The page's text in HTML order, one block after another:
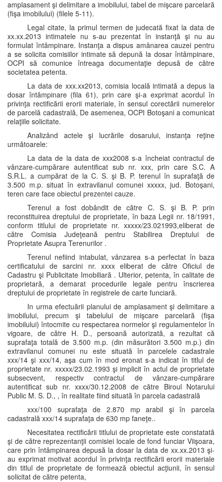
amplasament şi delimitare a imobilului, tabel de mişcare parcelară
(fişa imobilului) (filele 5-11).
Legal citate, la primul termen de judecată fixat la data de
xx.xx.2013 intimatele nu s-au prezentat în instanţă şi nu au
formulat întâmpinare. Instanţa a dispus amânarea cauzei pentru
a se solicita comisiilor intimate să depună la dosar întâmpinare,
OCPI să comunice întreaga documentaţie depusă de către
societatea petenta.
La data de xxx.xx2013, comisia locală intimată a depus la
dosar întâmpinare (fila 61), prin care şi-a exprimat acordul în
privinţa rectificării erorii materiale, în sensul corectării numerelor
de parcelă cadastrală, De asemenea, OCPI Botoşani a comunicat
relaţiile solicitate.
Analizând actele şi lucrările dosarului, instanţa reţine
următoarele:
La data de la data de xxx2008 s-a încheiat contractul de
vânzare-cumpărare autentificat sub nr. xxx, prin care S.C. A
S.R.L. a cumpărat de la C. S. şi B. P. terenul în suprafaţă de
3.500 m.p. situat în extravilanul comunei xxxxx, jud. Botoşani,
teren care face obiectul prezentei cauze.
Terenul a fost dobândit de către C. S. şi B. P. prin
reconstituirea dreptului de proprietate, în baza Legii nr. 18/1991,
conform titlului de proprietate nr. xxxxx/23.021993,eliberat de
către Comisia Judeţeană pentru Stabilirea Dreptului de
Proprietate Asupra Terenurilor .
Terenul nefiind intabulat, vânzarea s-a perfectat în baza
certificatului de sarcini nr. xxxx eliberat de către Oficiul de
Cadastru şi Publicitate Imobiliară . Ulterior, petenta, în calitate de
proprietară, a demarat procedurile legale pentru înscrierea
dreptului de proprietate în registrele de carte funciară.
In urma efectuării planului de amplasament şi delimitare a
imobilului, precum şi tabelului de mişcare parcelară (fişa
imobilului) întocmite cu respectarea normelor şi regulamentelor în
vigoare, de către H. D., persoană autorizată, a rezultat că
suprafaţa totală de 3.500 m.p. (din măsurători 3.500 m.p.) din
extravilanul comunei nu este situată în parcelele cadastrale
xxx/14 şi xxx/14, aşa cum în mod eronat s-a indicat în titlul de
proprietate nr. xxxxx/23.02.1993 şi implicit în actul de proprietate
subsecvent, respectiv contractul de vânzare-cumpărare
autentificat sub nr. xxxx/30.12.2008 de către Biroul Notarului
Public M. S. D., , în realitate fiind situată în parcela cadastrală
xxx/100 suprafaţa de 2.870 mp arabil şi în parcela
cadastrală xxx/14 suprafaţa de 630 mp faneţe..
Necesitatea rectificării titlului de proprietate este constatată
şi de către reprezentanţii comisiei locale de fond funciar Viişoara,
care prin întâmpinarea depusă la dosar la data de xx.xx.2013 şi-
au exprimat motivat acordul în privinţa rectificării erorii materiale
din titlul de proprietate de formează obiectul acţiunii, în sensul
solicitat de către petenta,